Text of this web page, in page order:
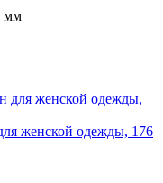
мм
женской одежды, 176